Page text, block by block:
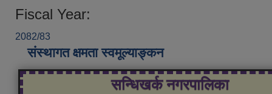
Fiscal Year:
2082/83
संस्थागत क्षमता स्वमूल्याङ्कन
सन्धिखर्क नगरपालिका